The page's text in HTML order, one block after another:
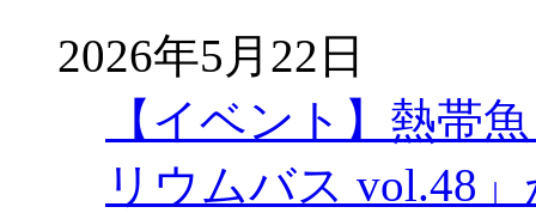
2026年5月22日
【イベント】熱帯
リウムバス vol.48